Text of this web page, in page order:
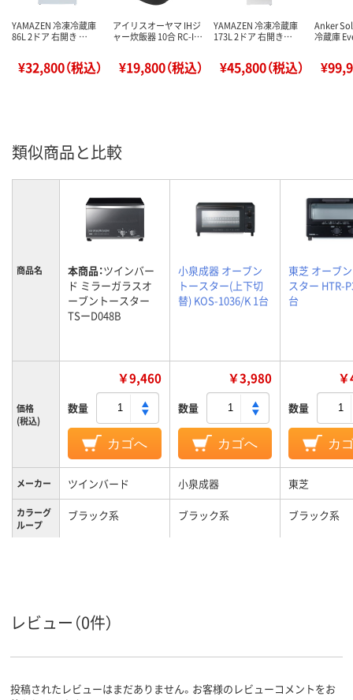
YAMAZEN 冷凍冷蔵庫
86L 2ドア 右開き …
¥32,800（税込）
アイリスオーヤマ IHジ
ャー炊飯器 10合 RC-I…
¥19,800（税込）
YAMAZEN 冷凍冷蔵庫
173L 2ドア 右開き…
¥45,800（税込）
Anker
冷蔵庫
類似商品と比較
商品名 本商品：ツインバー
ド ミラーガラスオ
ーブントースター
TSーD048B
小泉成器 オーブン
トースター(上下切
替) KOS-1036/K 1台
東芝 オーブ
スター HTR-
台
価格
(税込)
￥9,460
数量
カゴへ
￥3,980
数量
カゴへ
数量
カ
メーカー ツインバード 小泉成器 東芝
カラーグ
ループ
ブラック系 ブラック系 ブラック系
レビュー（0件）
投稿されたレビューはまだありません。お客様のレビューコメントをお